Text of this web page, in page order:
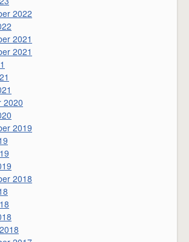
2022
2021
2021
2020
2019
2018